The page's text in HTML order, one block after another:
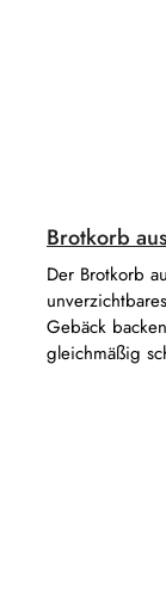
Brotkorb
Der Brotkorb
Gebäck
gleichmäßig